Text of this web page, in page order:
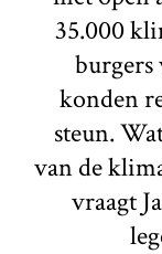
35.000
konden
steun.
van de
vraagt